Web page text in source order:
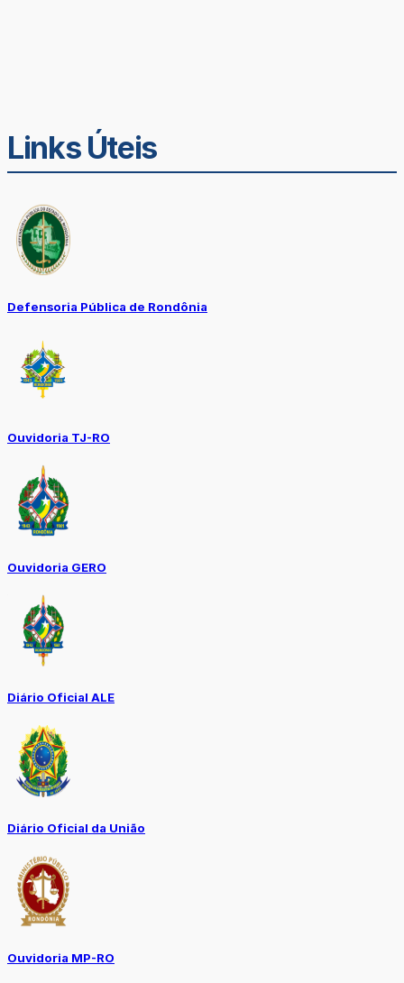
Links Úteis
Defensoria Pública de Rondônia
Ouvidoria TJ-RO
Ouvidoria GERO
Diário Oficial ALE
Diário Oficial da União
Ouvidoria MP-RO